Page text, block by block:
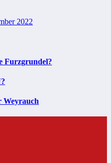
2022
Furzgrundel?
Weyrauch